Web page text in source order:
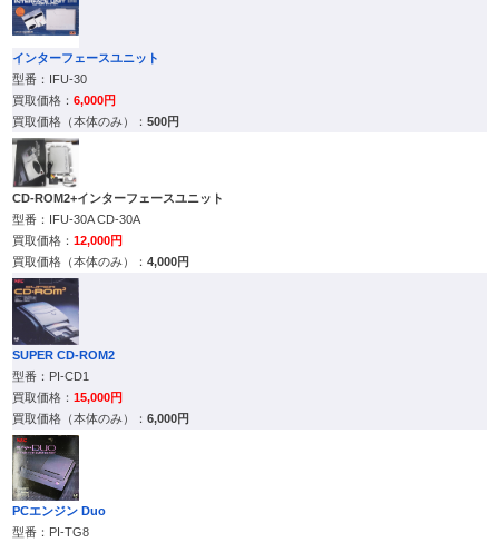
インターフェースユニット
IFU-30
6,000円
500円
CD-ROM2+インターフェースユニット
IFU-30A CD-30A
12,000円
4,000円
SUPER CD-ROM2
PI-CD1
15,000円
6,000円
PCエンジン Duo
PI-TG8